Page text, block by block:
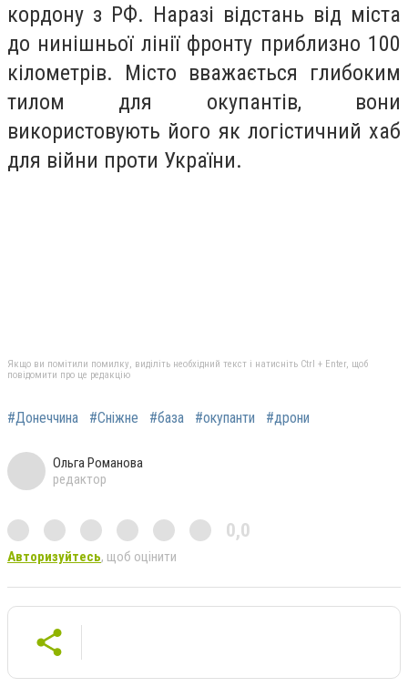
кордону з РФ. Наразі відстань від міста
до нинішньої лінії фронту приблизно 100
кілометрів. Місто вважається глибоким
тилом для окупантів, вони
використовують його як логістичний хаб
для війни проти України.
Якщо ви помітили помилку, виділіть необхідний текст і натисніть Ctrl + Enter, щоб
повідомити про це редакцію
#Донеччина #Сніжне #база #окупанти #дрони
Ольга Романова
редактор
0,0
Авторизуйтесь, щоб оцінити